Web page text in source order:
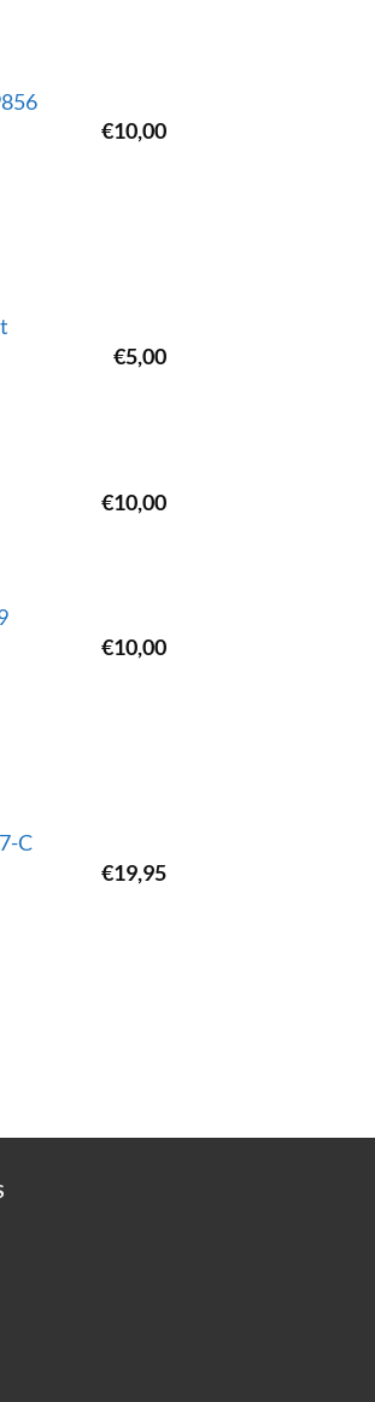
€10,00
€5,00
€10,00
€10,00
C
€19,95